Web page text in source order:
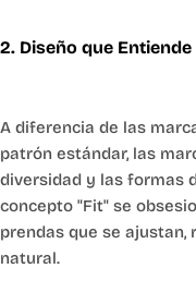
2. Diseño que
A diferencia de las
patrón estándar, las
diversidad y las formas
concepto "Fit" se
prendas que se
natural.